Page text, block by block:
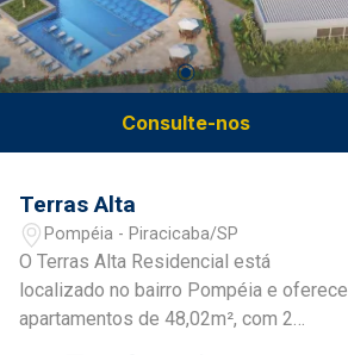
Consulte-nos
Terras Alta
Pompéia - Piracicaba/SP
O Terras Alta Residencial está
localizado no bairro Pompéia e oferece
apartamentos de 48,02m², com 2